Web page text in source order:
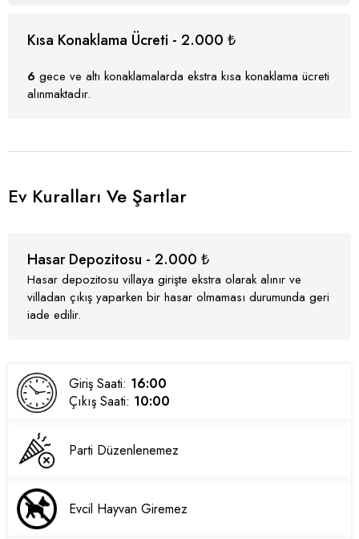
Kısa Konaklama Ücreti - 2.000 ₺
6 gece ve altı konaklamalarda ekstra kısa konaklama ücreti
alınmaktadır.
Ev Kuralları Ve Şartlar
Hasar Depozitosu - 2.000 ₺
Hasar depozitosu villaya girişte ekstra olarak alınır ve
villadan çıkış yaparken bir hasar olmaması durumunda geri
iade edilir.
Giriş Saati: 16:00
Çıkış Saati: 10:00
Parti Düzenlenemez
Evcil Hayvan Giremez